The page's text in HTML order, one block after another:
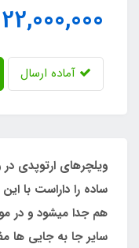
22,000,000
آماده ارسال
ویلچرهای ارتوپدی
ساده را داراست با
هم جدا میشود و در
سایر جا به جایی ها